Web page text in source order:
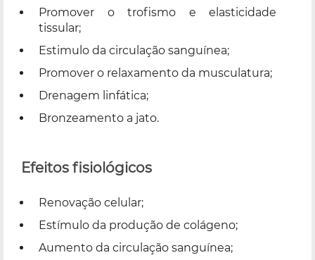
Promover o trofismo e elasticidade
tissular;
Estimulo da circulação sanguínea;
Promover o relaxamento da musculatura;
Drenagem linfática;
Bronzeamento a jato.
Efeitos fisiológicos
Renovação celular;
Estímulo da produção de colágeno;
Aumento da circulação sanguínea;